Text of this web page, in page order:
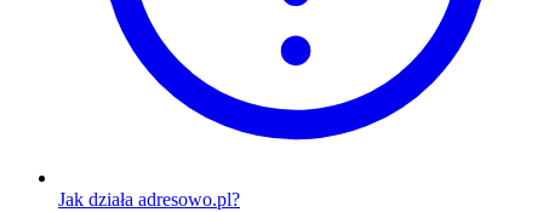
Jak działa adresowo.pl?